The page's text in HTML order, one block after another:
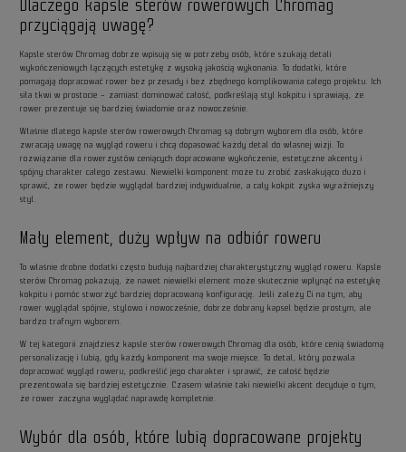
Dlaczego kapsle sterów rowerowych Chromag
przyciągają uwagę?
Kapsle sterów Chromag dobrze wpisują się w potrzeby osób, które szukają detali
wykończeniowych łączących estetykę z wysoką jakością wykonania. To dodatki, które
pomagają dopracować rower bez przesady i bez zbędnego komplikowania całego projektu. Ich
siła tkwi w prostocie – zamiast dominować całość, podkreślają styl kokpitu i sprawiają, że
rower prezentuje się bardziej świadomie oraz nowocześnie.
Właśnie dlatego kapsle sterów rowerowych Chromag są dobrym wyborem dla osób, które
zwracają uwagę na wygląd roweru i chcą dopasować każdy detal do własnej wizji. To
rozwiązanie dla rowerzystów ceniących dopracowane wykończenie, estetyczne akcenty i
spójny charakter całego zestawu. Niewielki komponent może tu zrobić zaskakująco dużo i
sprawić, że rower będzie wyglądał bardziej indywidualnie, a cały kokpit zyska wyraźniejszy
styl.
Mały element, duży wpływ na odbiór roweru
To właśnie drobne dodatki często budują najbardziej charakterystyczny wygląd roweru. Kapsle
sterów Chromag pokazują, że nawet niewielki element może skutecznie wpłynąć na estetykę
kokpitu i pomóc stworzyć bardziej dopracowaną konfigurację. Jeśli zależy Ci na tym, aby
rower wyglądał spójnie, stylowo i nowocześnie, dobrze dobrany kapsel będzie prostym, ale
bardzo trafnym wyborem.
W tej kategorii znajdziesz kapsle sterów rowerowych Chromag dla osób, które cenią świadomą
personalizację i lubią, gdy każdy komponent ma swoje miejsce. To detal, który pozwala
dopracować wygląd roweru, podkreślić jego charakter i sprawić, że całość będzie
prezentowała się bardziej estetycznie. Czasem właśnie taki niewielki akcent decyduje o tym,
że rower zaczyna wyglądać naprawdę kompletnie.
Wybór dla osób, które lubią dopracowane projekty